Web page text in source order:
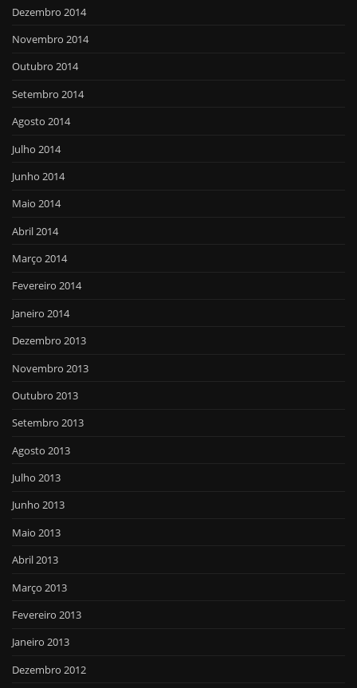
Dezembro 2014
Novembro 2014
Outubro 2014
Setembro 2014
Agosto 2014
Julho 2014
Junho 2014
Maio 2014
Abril 2014
Março 2014
Fevereiro 2014
Janeiro 2014
Dezembro 2013
Novembro 2013
Outubro 2013
Setembro 2013
Agosto 2013
Julho 2013
Junho 2013
Maio 2013
Abril 2013
Março 2013
Fevereiro 2013
Janeiro 2013
Dezembro 2012